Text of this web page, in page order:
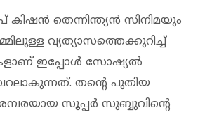
കിഷന്‍ തെന്നിന്ത്യന്‍ സിനിമയും
വ്യത്യാസത്തെക്കുറിച്ച്
ഇപ്പോള്‍ സോഷ്യല്‍
തന്റെ പുതിയ
സൂപ്പര്‍ സുബ്ബുവിന്റെ